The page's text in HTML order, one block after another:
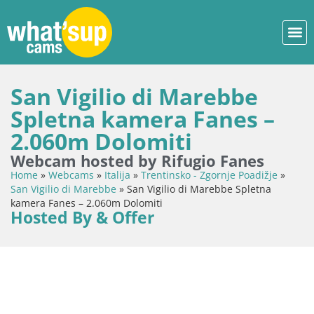
San Vigilio di Marebbe
Spletna kamera Fanes –
2.060m Dolomiti
Webcam hosted by Rifugio Fanes
Home » Webcams » Italija » Trentinsko - Zgornje Poadižje »
San Vigilio di Marebbe » San Vigilio di Marebbe Spletna
kamera Fanes – 2.060m Dolomiti
Hosted By & Offer